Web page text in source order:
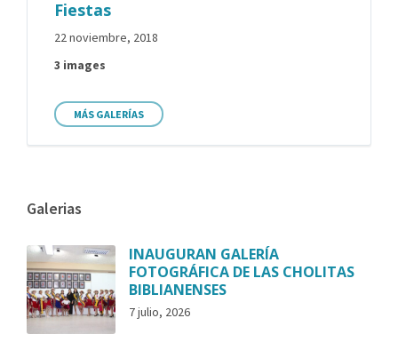
Fiestas
22 noviembre, 2018
3 images
MÁS GALERÍAS
Galerias
INAUGURAN GALERÍA
FOTOGRÁFICA DE LAS CHOLITAS
BIBLIANENSES
7 julio, 2026